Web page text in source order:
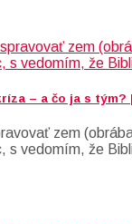
– a čo ja s tým? |
zem
vedomím, že